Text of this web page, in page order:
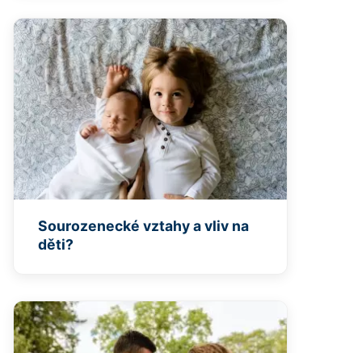
Sourozenecké vztahy a vliv na
děti?